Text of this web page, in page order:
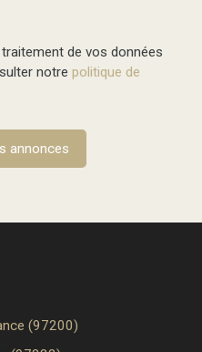
de vos données
notre politique de
annonces
(97200)